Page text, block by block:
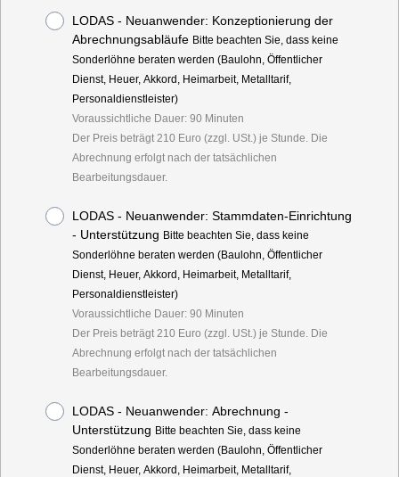
LODAS - Neuanwender: Konzeptionierung der
Abrechnungsabläufe Bitte beachten Sie, dass keine
Sonderlöhne beraten werden (Baulohn, Öffentlicher
Dienst, Heuer, Akkord, Heimarbeit, Metalltarif,
Personaldienstleister)
Voraussichtliche Dauer: 90 Minuten
Der Preis beträgt 210 Euro (zzgl. USt.) je Stunde. Die
Abrechnung erfolgt nach der tatsächlichen
Bearbeitungsdauer.
LODAS - Neuanwender: Stammdaten-Einrichtung
- Unterstützung Bitte beachten Sie, dass keine
Sonderlöhne beraten werden (Baulohn, Öffentlicher
Dienst, Heuer, Akkord, Heimarbeit, Metalltarif,
Personaldienstleister)
Voraussichtliche Dauer: 90 Minuten
Der Preis beträgt 210 Euro (zzgl. USt.) je Stunde. Die
Abrechnung erfolgt nach der tatsächlichen
Bearbeitungsdauer.
LODAS - Neuanwender: Abrechnung -
Unterstützung Bitte beachten Sie, dass keine
Sonderlöhne beraten werden (Baulohn, Öffentlicher
Dienst, Heuer, Akkord, Heimarbeit, Metalltarif,